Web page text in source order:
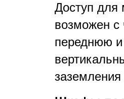
Доступ для
возможен с
переднюю